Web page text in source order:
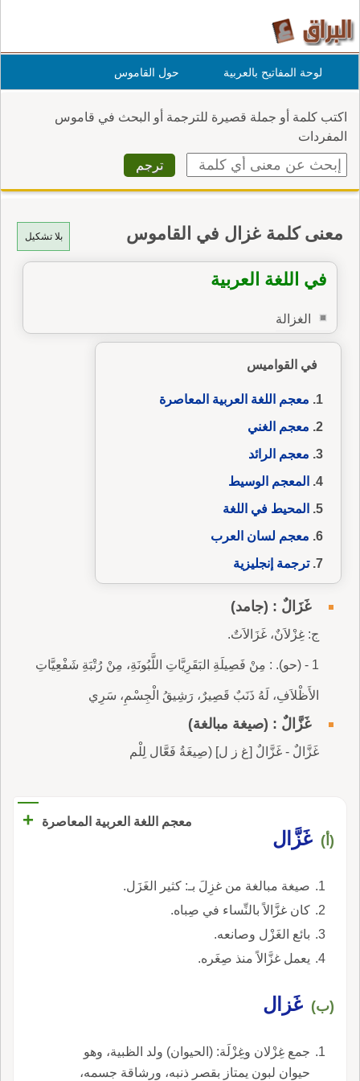
لوحة المفاتيح بالعربية حول القاموس
اكتب كلمة أو جملة قصيرة للترجمة أو البحث في قاموس
المفردات
بلا تشكيل معنى كلمة غزال في القاموس
في اللغة العربية
الغزالة
في القواميس
معجم اللغة العربية المعاصرة
معجم الغني
معجم الرائد
المعجم الوسيط
المحيط في اللغة
معجم لسان العرب
ترجمة إنجليزية
غَزَالٌ : (جامد)
ج: غِزْلاَنٌ، غَزَالاَتٌ.
1 - (حو). : مِنْ فَصِيلَةِ البَقَرِيَّاتِ اللَّبُونَةِ، مِنْ رُتْبَةِ شَفْعِيَّاتِ
الأَظْلاَفِ، لَهُ ذَنَبٌ قَصِيرٌ، رَشِيقُ الْجِسْمِ، سَرِي
غَزَّالٌ : (صيغة مبالغة)
غَزَّالٌ - غَزَّالٌ [غ ز ل] (صِيغَةُ فَعَّال لِلْم
معجم اللغة العربية المعاصرة +
(أ) غَزَّال
صيغة مبالغة من غزِلَ بـ: كثير الغَزَل.
كان غزَّالاً بالنِّساء في صِباه.
بائع الغَزْل وصانعه.
يعمل غزَّالاً منذ صِغَره.
(ب) غَزال
جمع غِزْلان وغِزْلَة: (الحيوان) ولد الظبية، وهو
حيوان لبون يمتاز بقصر ذنبه، ورشاقة جسمه،